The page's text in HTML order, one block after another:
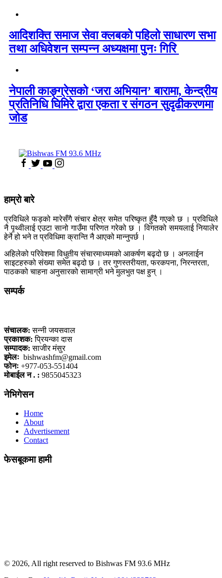
आदिशक्ति समाज सेवा क्लबको पहिलो साधारण सभा
तथा अधिवेशन सम्पन्न अध्यक्षमा पुनः गिरि
नेपाली काङ्ग्रेसको ‘जरा अभियान’ बारामा, केन्द्रीय
प्रतिनिधि घिमिरे द्वारा एकता र संगठन सुदृढीकरणमा
जोड
हाम्रो बारे
प्रविधिले फड्को मारेसँगै संचार क्षेत्र समेत परिष्कृत हुँदै गएको छ । प्रविधिले
नै पृथ्वीलाई एउटा सानो गाउँमा परिणत गरेको छ । विगतको समयलाई नियालेर
हेर्ने हो भने त प्रविधिमा क्रान्ति नै आएको मान्नुपर्छ ।
अहिलेको परिवेशमा विधुतीय संचारमाध्यमको आकर्षण बढ्दो छ । अनलाईन
साइटहरुको संख्या समेत बढ्दो छ । तर गुणस्तरीयता, फरकपना, निरन्तरता,
पाठकको चाहना अनुसारको सामाग्री भने मुलभुत पक्ष हुन् ।
सम्पर्क
संचालक: सन्नी जयसवाल
प्रकाशक: प्रियन्का दास
सम्पादक: साजीर मंसुर
इमेलः bishwashfm@gmail.com
फोनः +977-053-551404
मोबाईल न . : 9855045323
नेभिगेसन
Home
About
Advertisement
Contact
फेसबूकमा हामी
© 2026, All right reserved to Bishwas FM 93.6 MHz